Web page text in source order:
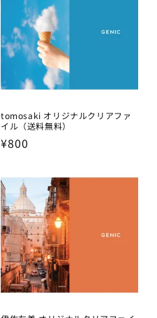
tomosaki オリジナルクリアファ
イル（送料無料）
Regular
¥800